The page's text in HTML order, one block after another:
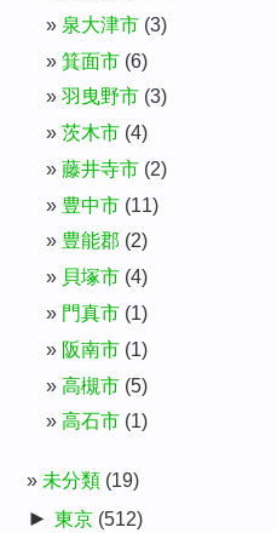
泉大津市 (3)
箕面市 (6)
羽曳野市 (3)
茨木市 (4)
藤井寺市 (2)
豊中市 (11)
豊能郡 (2)
貝塚市 (4)
門真市 (1)
阪南市 (1)
高槻市 (5)
高石市 (1)
未分類 (19)
► 東京 (512)